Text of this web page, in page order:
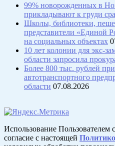
99% новорожденных в
прикладывают к груди
Школы, библиотеки,
представители «Единой
на социальных объектах
10 лет колонии для экс-
области запросила
Более 800 тыс. рублей
автотранспортного
области 07.08.2026
Использование Пользователем
согласие с настоящей